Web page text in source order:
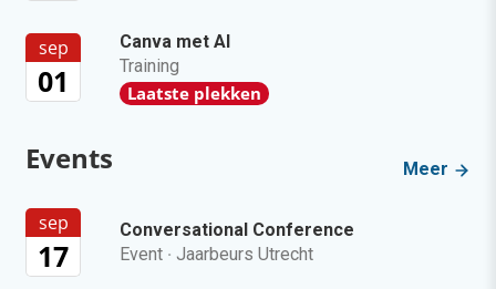
sep
01
Canva met AI
Training
Laatste plekken
Events Meer
sep
17
Conversational Conference
Event · Jaarbeurs Utrecht